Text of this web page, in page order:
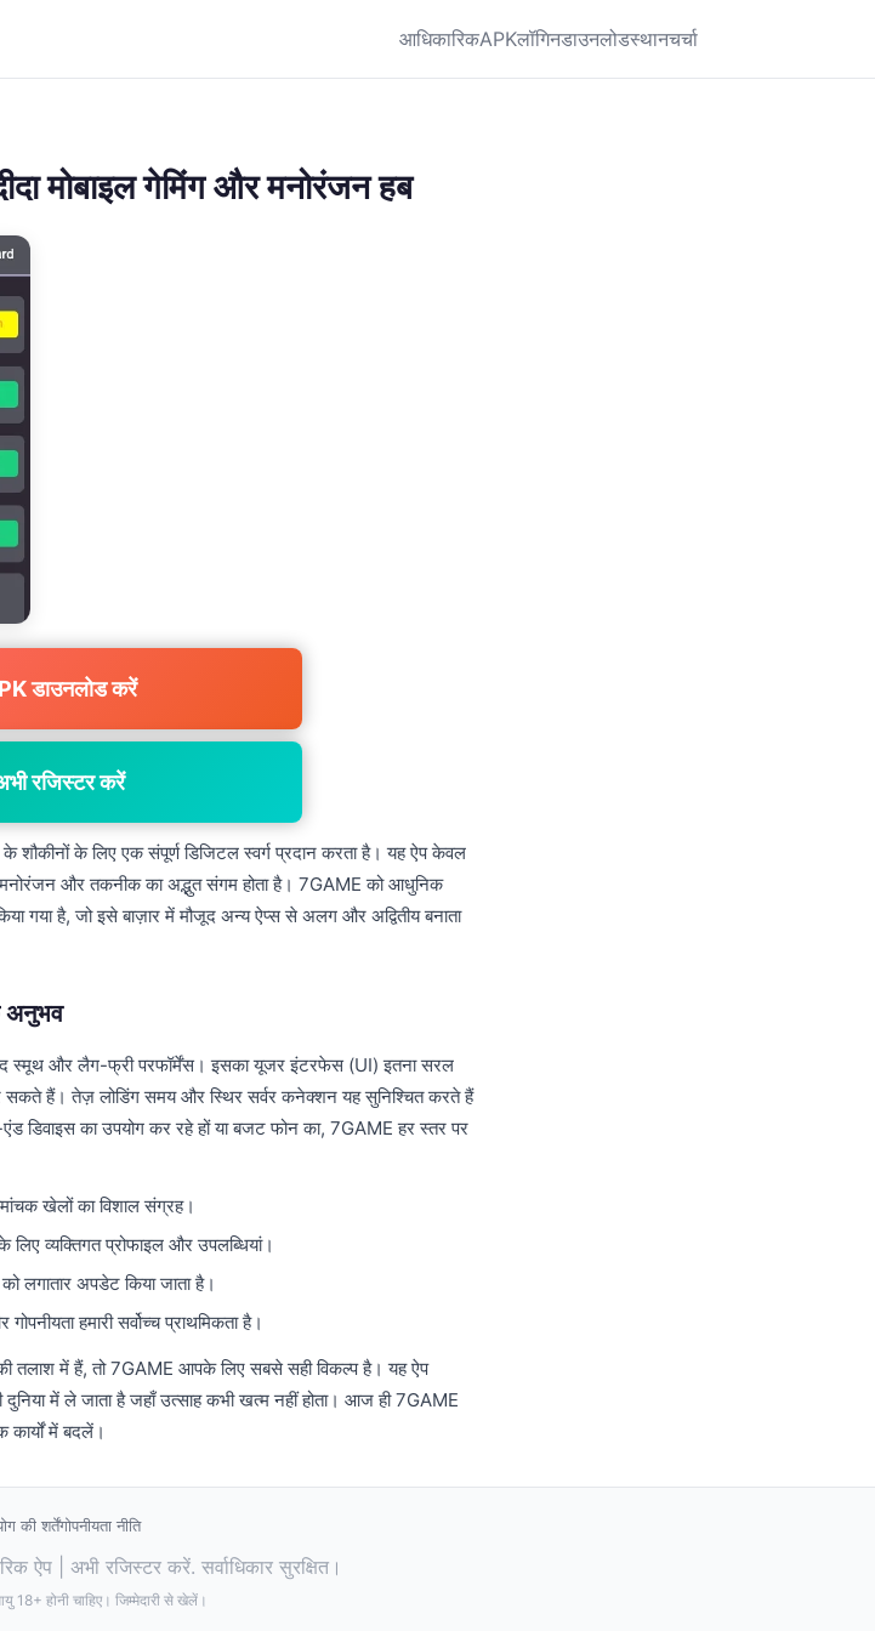
आधिकारिकAPKलॉगिनडाउनलोडस्थानचर्चा
मोबाइल गेमिंग और मनोरंजन हब
डाउनलोड करें
रजिस्टर करें
शौकीनों के लिए एक संपूर्ण डिजिटल स्वर्ग प्रदान करता है। यह ऐप केवल
मनोरंजन और तकनीक का अद्भुत संगम होता है। 7GAME को आधुनिक
गया है, जो इसे बाज़ार में मौजूद अन्य ऐप्स से अलग और अद्वितीय बनाता
अनुभव
स्मूथ और लैग-फ्री परफॉर्मेंस। इसका यूजर इंटरफेस (UI) इतना सरल
सकते हैं। तेज़ लोडिंग समय और स्थिर सर्वर कनेक्शन यह सुनिश्चित करते हैं
डिवाइस का उपयोग कर रहे हों या बजट फोन का, 7GAME हर स्तर पर
खेलों का विशाल संग्रह।
व्यक्तिगत प्रोफाइल और उपलब्धियां।
लगातार अपडेट किया जाता है।
हमारी सर्वोच्च प्राथमिकता है।
तलाश में हैं, तो 7GAME आपके लिए सबसे सही विकल्प है। यह ऐप
में ले जाता है जहाँ उत्साह कभी खत्म नहीं होता। आज ही 7GAME
में बदलें।
की शर्तेंगोपनीयता नीति
| अभी रजिस्टर करें. सर्वाधिकार सुरक्षित।
18+ होनी चाहिए। जिम्मेदारी से खेलें।